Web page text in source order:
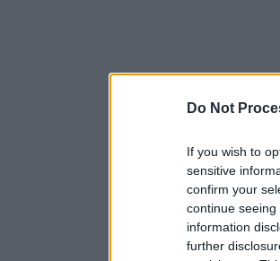
Do Not
If you wish to
sensitive
confirm your
continue
information
further